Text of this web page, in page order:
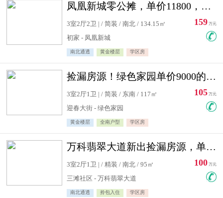
凤凰新城零公摊，单价11800，白银楼层，一个车库另算
3室2厅2卫 | / 简装 / 南北 / 134.15㎡
初家 - 凤凰新城
南北通透 黄金楼层 学区房
159 万元
捡漏房源！绿色家园单价9000的大三居，实验小学永明双学区
3室2厅1卫 | / 简装 / 东南 / 117㎡
迎春大街 - 绿色家园
黄金楼层 全南户型 学区房
105 万元
万科翡翠大道新出捡漏房源，单价10500精装修
3室2厅1卫 | / 精装 / 南北 / 95㎡
三滩社区 - 万科翡翠大道
南北通透 拎包入住 学区房
100 万元